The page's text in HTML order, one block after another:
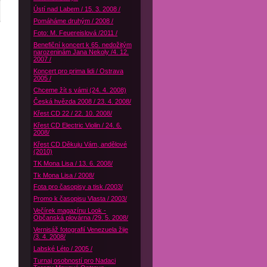
Ústí nad Labem / 15. 3. 2008 /
Pomáháme druhým / 2008 /
Foto: M. Feuereislová /2011 /
Benefiční koncert k 65. nedožitým
narozeninám Jana Nekoly /4. 12.
2007 /
Koncert pro prima lidi / Ostrava
2005 /
Chceme žít s vámi (24. 4. 2008)
Česká hvězda 2008 / 23. 4. 2008/
Křest CD 22 / 22. 10. 2008/
Křest CD Electric Violin / 24. 6.
2008/
Křest CD Děkuju Vám, andělové
(2010)
TK Mona Lisa / 13. 6. 2008/
Tk Mona Lisa / 2008/
Fota pro časopisy a tisk /2003/
Promo k časopisu Vlasta / 2003/
Večírek magazínu Look -
Občanská plovárna /29. 5. 2008/
Vernisáž fotografií Venezuela žije
/3. 4. 2008/
Labské Léto / 2005 /
Turnaj osobností pro Nadaci